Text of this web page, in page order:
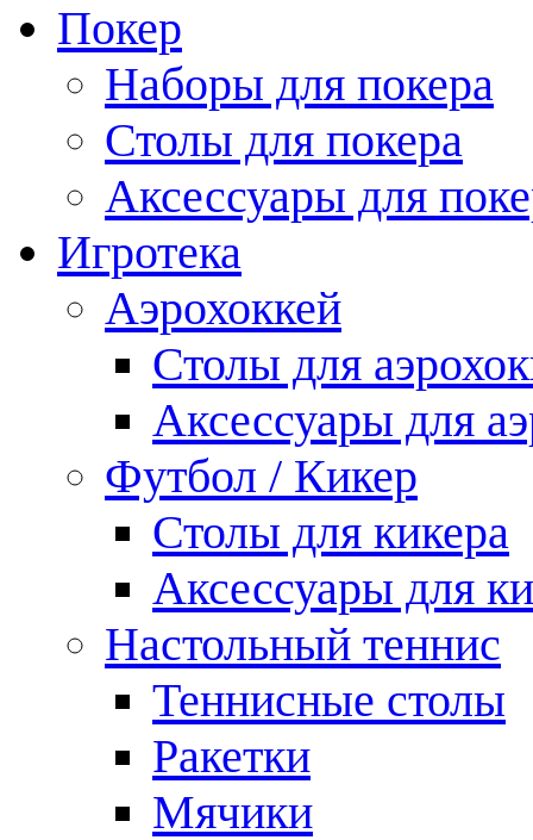
Покер
Наборы для покера
Столы для покера
Аксессуары для
Игротека
Аэрохоккей
Столы для
Аксессуары для
Футбол / Кикер
Столы для кикера
Аксессуары для
Настольный теннис
Теннисные столы
Ракетки
Мячики